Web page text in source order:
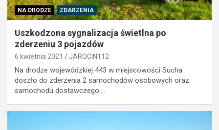
NA DRODZE ZDARZENIA
Uszkodzona sygnalizacja świetlna po
zderzeniu 3 pojazdów
6 kwietnia 2021 JAROCIN112
Na drodze wojewódzkiej 443 w miejscowości Sucha
doszło do zderzenia 2 samochodów osobowych oraz
samochodu dostawczego.…